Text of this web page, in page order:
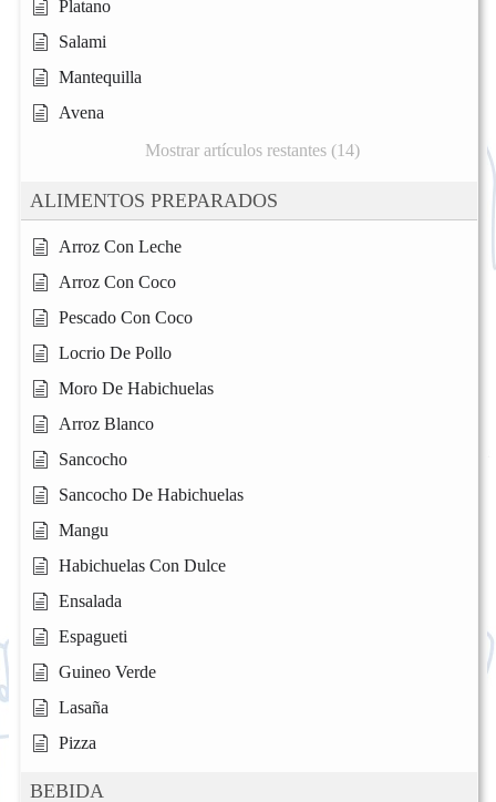
Platano
Salami
Mantequilla
Avena
Mostrar artículos restantes (14)
ALIMENTOS PREPARADOS
Arroz Con Leche
Arroz Con Coco
Pescado Con Coco
Locrio De Pollo
Moro De Habichuelas
Arroz Blanco
Sancocho
Sancocho De Habichuelas
Mangu
Habichuelas Con Dulce
Ensalada
Espagueti
Guineo Verde
Lasaña
Pizza
BEBIDA